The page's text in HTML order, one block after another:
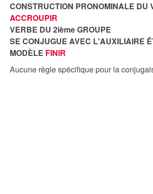
CONSTRUCTION PRONOMINALE DU
ACCROUPIR
VERBE DU 2ième GROUPE
SE CONJUGUE AVEC L'AUXILIAIRE
MODÈLE FINIR
Aucune règle spécifique pour la